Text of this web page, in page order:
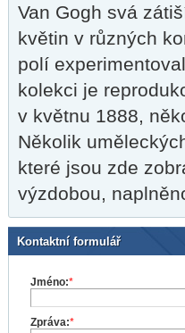
Van Gogh svá
květin v různých
polí
kolekci je
v květnu 1888,
Několik
které jsou zde
výzdobou,
Kontaktní formulář
Jméno:*
Zpráva:*